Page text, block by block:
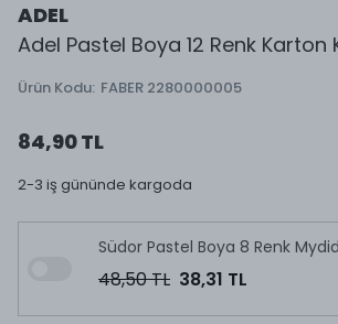
ADEL
Adel Pastel Boya 12 Renk Karton
Ürün Kodu: FABER 2280000005
84,90 TL
2-3 iş gününde kargoda
Südor Pastel Boya 8 Renk
48,50 TL 38,31 TL